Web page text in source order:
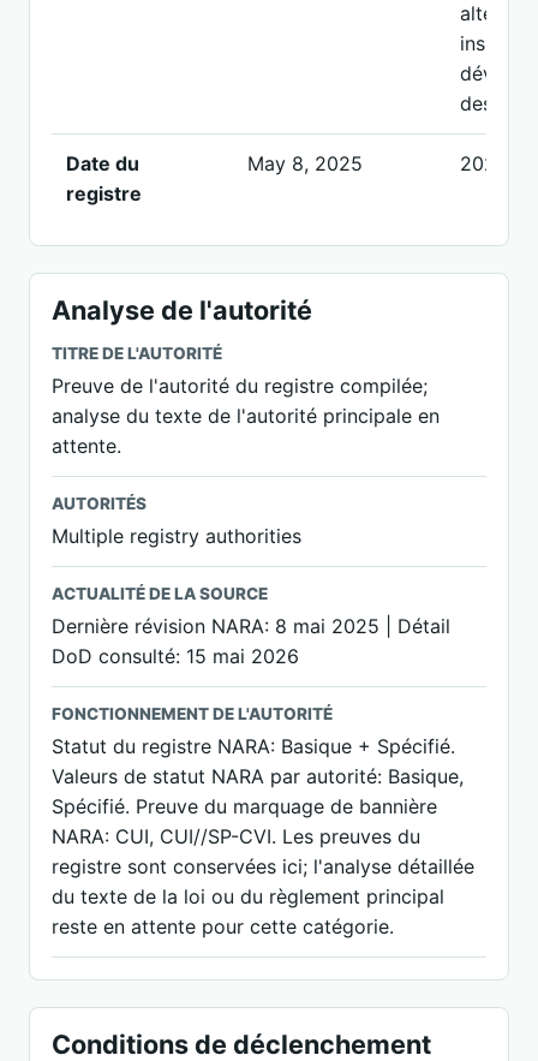
des
Date du
registre
May 8, 2025 2026-
Analyse de l'autorité
TITRE DE L'AUTORITÉ
Preuve de l'autorité du registre compilée;
analyse du texte de l'autorité principale en
attente.
AUTORITÉS
Multiple registry authorities
ACTUALITÉ DE LA SOURCE
Dernière révision NARA: 8 mai 2025 | Détail
DoD consulté: 15 mai 2026
FONCTIONNEMENT DE L'AUTORITÉ
Statut du registre NARA: Basique + Spécifié.
Valeurs de statut NARA par autorité: Basique,
Spécifié. Preuve du marquage de bannière
NARA: CUI, CUI//SP-CVI. Les preuves du
registre sont conservées ici; l'analyse détaillée
du texte de la loi ou du règlement principal
reste en attente pour cette catégorie.
Conditions de déclenchement